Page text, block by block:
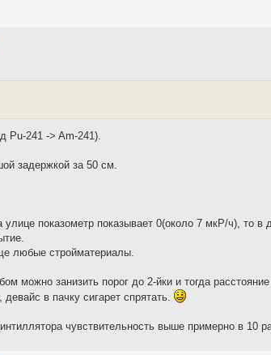
Pu-241 -> Am-241).
задержкой за 50 см.
показометр показывает 0(около 7 мкР/ч), то в
любые стройматериалы.
можно занизить порог до 2-йки и тогда
в пачку сигарет спрятать.
чувствительность выше примерно в 10